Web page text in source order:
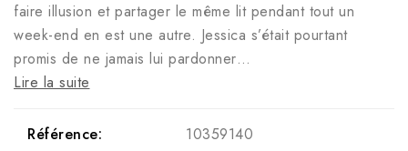
faire illusion et partager le même lit pendant tout un
week-end en est une autre. Jessica s’était pourtant
promis de ne jamais lui pardonner…
Lire la suite
Référence:
10359140